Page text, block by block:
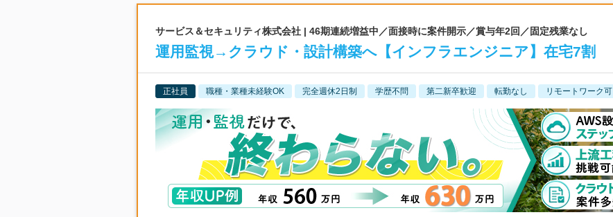
サービス＆セキュリティ株式会社 | 46期連続増益中／面接時に案件開示／賞与年2回／固定残業なし
運用監視→クラウド・設計構築へ【インフラエンジニア】在宅7割
正社員 職種・業種未経験OK 完全週休2日制 学歴不問 第二新卒歓迎 転勤なし リモートワーク可